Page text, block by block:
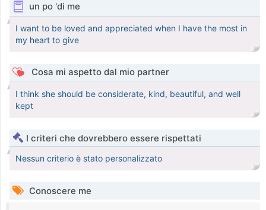
un po 'di me
I want to be loved and appreciated when I have the most in
my heart to give
Cosa mi aspetto dal mio partner
I think she should be considerate, kind, beautiful, and well
kept
I criteri che dovrebbero essere rispettati
Nessun criterio è stato personalizzato
Conoscere me